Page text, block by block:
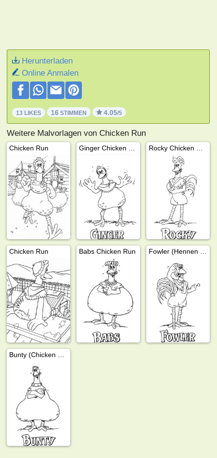
Herunterladen
Online Anmalen
13 LIKES 16 STIMMEN 4.05/5
Weitere Malvorlagen von Chicken Run
Chicken Run
Chicken Run Babs Chicken Run